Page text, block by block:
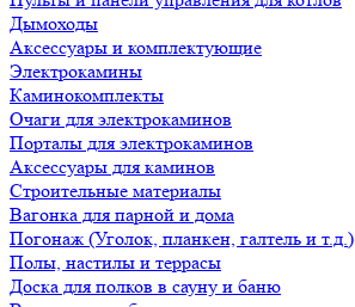
Дымоходы
Аксессуары и комплектующие
Электрокамины
Каминокомплекты
Очаги для электрокаминов
Порталы для электрокаминов
Аксессуары для каминов
Строительные материалы
Вагонка для парной и дома
Погонаж (Уголок, планкен, галтель и т.д.)
Полы, настилы и террасы
Доска для полков в сауну и баню